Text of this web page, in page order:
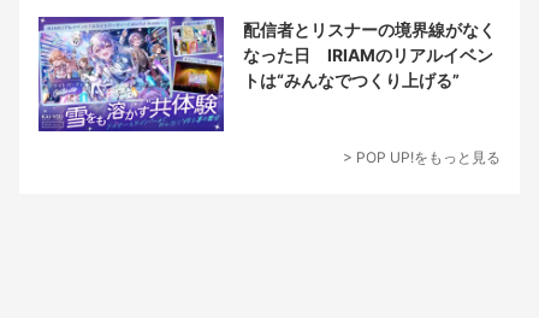
配信者とリスナーの境界線がなく
なった日 IRIAMのリアルイベン
トは“みんなでつくり上げる”
> POP UP!をもっと見る